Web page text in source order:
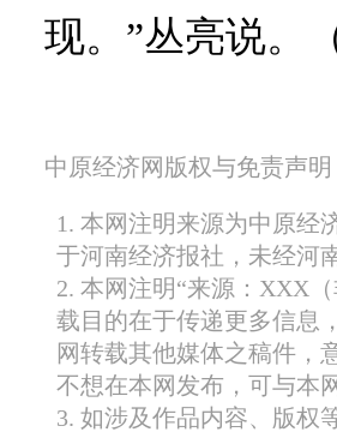
现。”丛亮说。
中原经济网版权与免责声明
1. 本网注明来源为中原
于河南经济报社，未经河
2. 本网注明“来源：XXX
载目的在于传递更多信息
网转载其他媒体之稿件，
不想在本网发布，可与本
3. 如涉及作品内容、版权